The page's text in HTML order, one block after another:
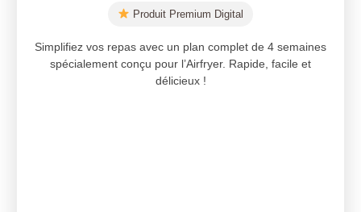
Produit Premium Digital
Simplifiez vos repas avec un plan complet de 4 semaines
spécialement conçu pour l’Airfryer. Rapide, facile et
délicieux !